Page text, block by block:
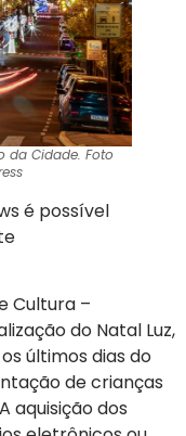
da Cidade. Foto
é possível
Cultura –
do Natal Luz,
últimos dias do
de crianças
aquisição dos